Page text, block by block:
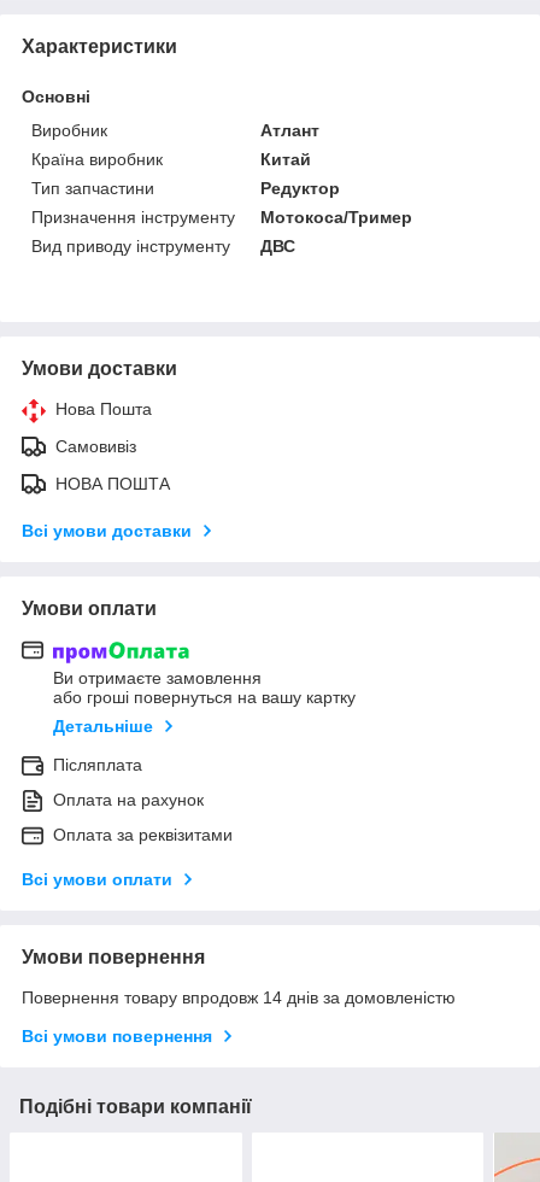
Характеристики
Основні
Виробник
Атлант
Країна виробник
Китай
Тип запчастини
Редуктор
Призначення інструменту
Мотокоса/Тример
Вид приводу інструменту
ДВС
Умови доставки
Нова Пошта
Самовивіз
НОВА ПОШТА
Всі умови доставки
Умови оплати
Ви отримаєте замовлення
або гроші повернуться на вашу картку
Детальніше
Післяплата
Оплата на рахунок
Оплата за реквізитами
Всі умови оплати
Умови повернення
Повернення товару впродовж 14 днів за домовленістю
Всі умови повернення
Подібні товари компанії